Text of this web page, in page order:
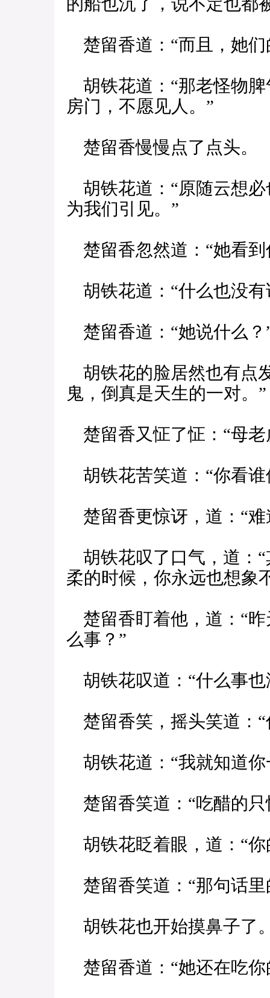
楚留香道：“而且，她们
胡铁花道：“那老怪物
房门，不愿见人。”
楚留香慢慢点了点头。
胡铁花道：“原随云想
为我们引见。”
楚留香忽然道：“她看
胡铁花道：“什么也没
楚留香道：“她说什么？
胡铁花的脸居然也有点
鬼，倒真是天生的一对。”
楚留香又怔了怔：“母老
胡铁花苦笑道：“你看谁
楚留香更惊讶，道：“难
胡铁花叹了口气，道：
柔的时候，你永远也想象
楚留香盯着他，道：“
么事？”
胡铁花叹道：“什么事也
楚留香笑，摇头笑道：“
胡铁花道：“我就知道你
楚留香笑道：“吃醋的只
胡铁花眨着眼，道：“
楚留香笑道：“那句话里
胡铁花也开始摸鼻子了
楚留香道：“她还在吃你